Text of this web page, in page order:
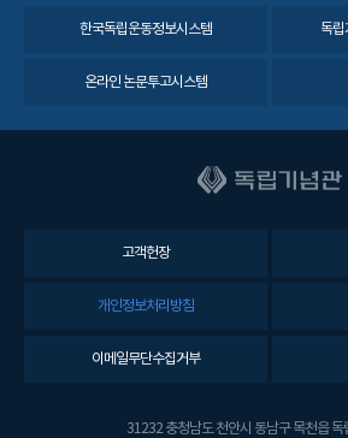
한국독립운동정보시스템 독립
온라인 논문투고시스템
고객헌장
개인정보처리방침
이메일무단수집거부
31232 충청남도 천안시 동남구 목천읍 독